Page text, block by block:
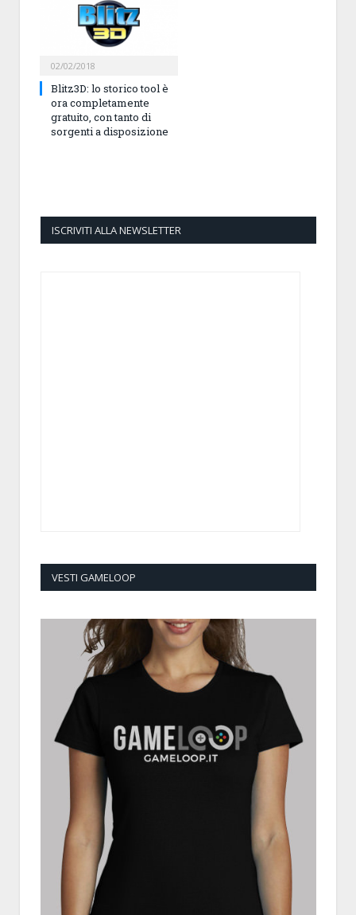
02/02/2018
Blitz3D: lo storico tool è
ora completamente
gratuito, con tanto di
sorgenti a disposizione
ISCRIVITI ALLA NEWSLETTER
VESTI GAMELOOP